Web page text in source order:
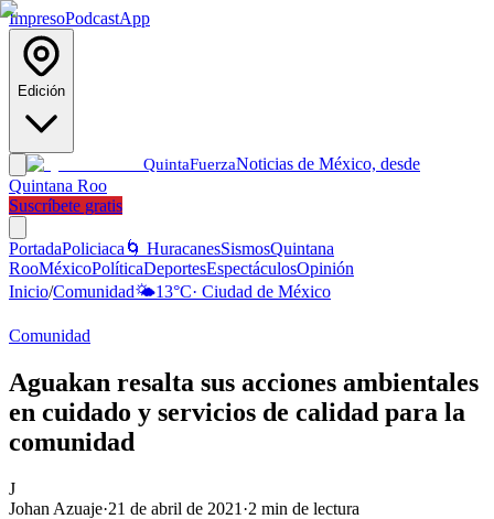
ImpresoPodcastApp
Edición
QuintaFuerzaNoticias de México, desde
Quintana Roo
Suscríbete gratis
PortadaPoliciaca 🌀 HuracanesSismosQuintana
RooMéxicoPolíticaDeportesEspectáculosOpinión
Inicio/Comunidad🌤️13°C· Ciudad de México
Comunidad
Aguakan resalta sus acciones ambientales
en cuidado y servicios de calidad para la
comunidad
J
Johan Azuaje·21 de abril de 2021 ·2 min de lectura